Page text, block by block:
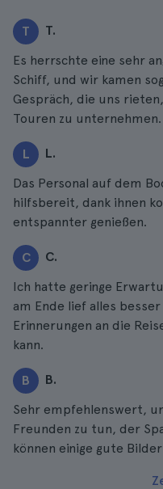
T T.
Es herrschte eine sehr
Schiff, und wir kamen
Gespräch, die uns
Touren zu
L L.
Das Personal auf dem
hilfsbereit, dank ihnen
entspannter genießen.
C C.
Ich hatte geringe
am Ende lief alles
Erinnerungen an die
kann.
B B.
Sehr empfehlenswert,
Freunden zu tun, der
können einige gute